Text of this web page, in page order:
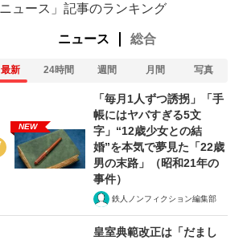
ニュース」記事のランキング
ニュース 総合
最新 24時間 週間 月間 写真
NEW
「毎月1人ずつ誘拐」「手
帳にはヤバすぎる5文
字」“12歳少女との結
婚”を本気で夢見た「22歳
男の末路」（昭和21年の
事件）
鉄人ノンフィクション編集部
皇室典範改正は「だまし